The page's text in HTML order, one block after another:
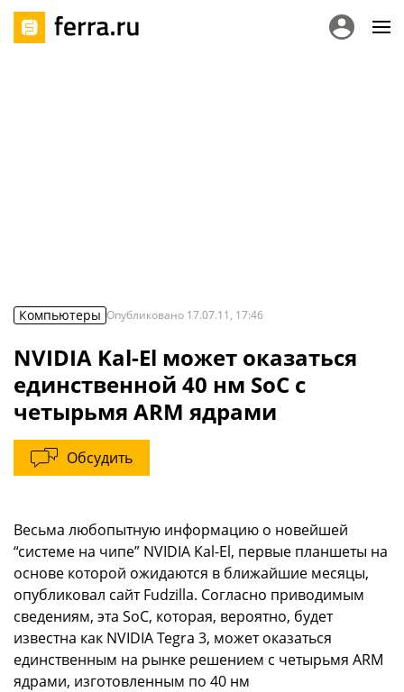
Компьютеры Опубликовано 17.07.11, 17:46
NVIDIA Kal-El может оказаться
единственной 40 нм SoC с
четырьмя ARM ядрами
Обсудить
Весьма любопытную информацию о новейшей
“системе на чипе” NVIDIA Kal-El, первые планшеты на
основе которой ожидаются в ближайшие месяцы,
опубликовал сайт Fudzilla. Согласно приводимым
сведениям, эта SoC, которая, вероятно, будет
известна как NVIDIA Tegra 3, может оказаться
единственным на рынке решением с четырьмя ARM
ядрами, изготовленным по 40 нм